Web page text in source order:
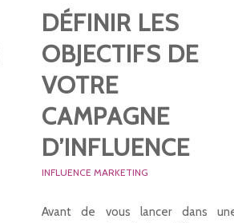
DÉFINIR LES
OBJECTIFS DE
VOTRE
CAMPAGNE
D’INFLUENCE
INFLUENCE MARKETING
Avant de vous lancer dans